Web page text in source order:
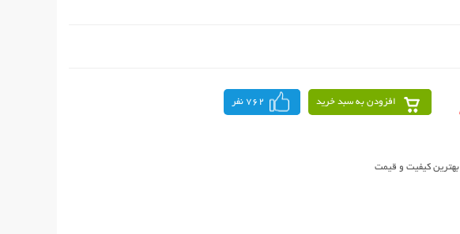
افزودن به سبد خرید 762 نفر
بهترین کیفیت و قیمت